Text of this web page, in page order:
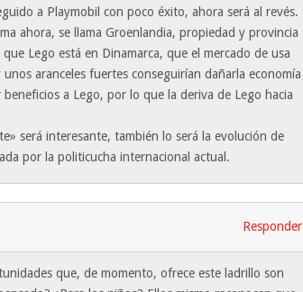
a Playmobil con poco éxito, ahora será al revés.
ahora, se llama Groenlandia, propiedad y provincia
Lego está en Dinamarca, que el mercado de usa
aranceles fuertes conseguirían dañarla economía
a Lego, por lo que la deriva de Lego hacia
será interesante, también lo será la evolución de
por la politicucha internacional actual.
Responder
que, de momento, ofrece este ladrillo son